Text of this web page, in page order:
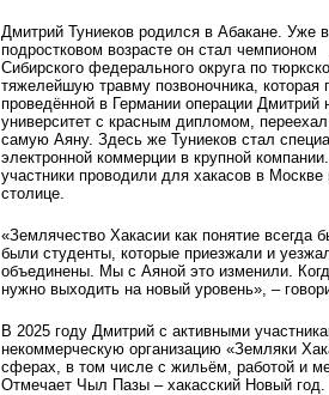
Дмитрий Туниеков родился в Абакане. Уже в
подростковом возрасте он стал чемпионом
Сибирского федерального округа по
тяжелейшую травму позвоночника, которая
проведённой в Германии операции
университет с красным дипломом,
самую Аяну. Здесь же Туниеков стал
электронной коммерции в крупной
участники проводили для хакасов в
столице.
«Землячество Хакасии как понятие
были студенты, которые приезжали и
объединены. Мы с Аяной это изменили.
нужно выходить на новый уровень», –
В 2025 году Дмитрий с активными
некоммерческую организацию «Земляки
сферах, в том числе с жильём, работой и
Отмечает Чыл Пазы – хакасский Новый год.